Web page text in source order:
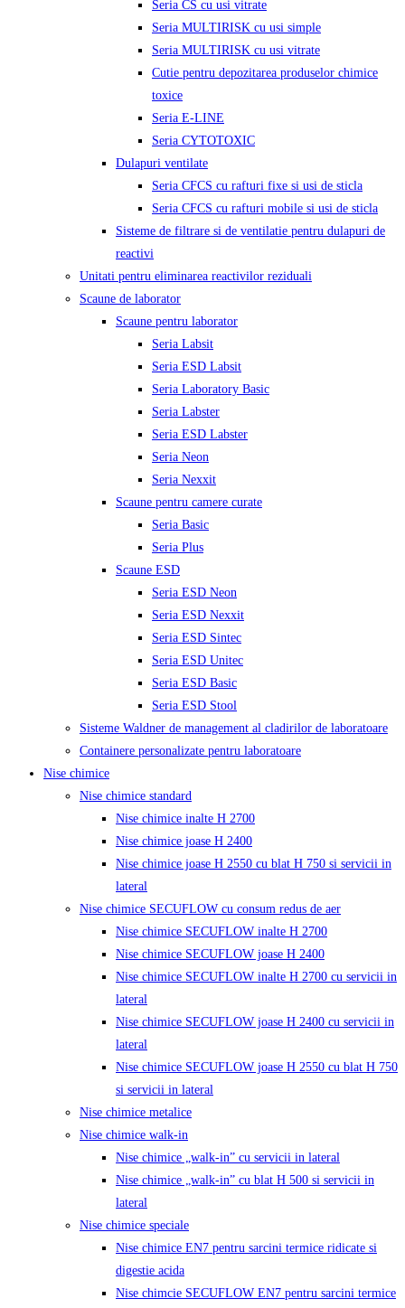
Seria CS cu usi vitrate
Seria MULTIRISK cu usi simple
Seria MULTIRISK cu usi vitrate
Cutie pentru depozitarea produselor chimice
toxice
Seria E-LINE
Seria CYTOTOXIC
Dulapuri ventilate
Seria CFCS cu rafturi fixe si usi de sticla
Seria CFCS cu rafturi mobile si usi de sticla
Sisteme de filtrare si de ventilatie pentru dulapuri de
reactivi
Unitati pentru eliminarea reactivilor reziduali
Scaune de laborator
Scaune pentru laborator
Seria Labsit
Seria ESD Labsit
Seria Laboratory Basic
Seria Labster
Seria ESD Labster
Seria Neon
Seria Nexxit
Scaune pentru camere curate
Seria Basic
Seria Plus
Scaune ESD
Seria ESD Neon
Seria ESD Nexxit
Seria ESD Sintec
Seria ESD Unitec
Seria ESD Basic
Seria ESD Stool
Sisteme Waldner de management al cladirilor de laboratoare
Containere personalizate pentru laboratoare
Nise chimice
Nise chimice standard
Nise chimice inalte H 2700
Nise chimice joase H 2400
Nise chimice joase H 2550 cu blat H 750 si servicii in
lateral
Nise chimice SECUFLOW cu consum redus de aer
Nise chimice SECUFLOW inalte H 2700
Nise chimice SECUFLOW joase H 2400
Nise chimice SECUFLOW inalte H 2700 cu servicii in
lateral
Nise chimice SECUFLOW joase H 2400 cu servicii in
lateral
Nise chimice SECUFLOW joase H 2550 cu blat H 750
si servicii in lateral
Nise chimice metalice
Nise chimice walk-in
Nise chimice „walk-in” cu servicii in lateral
Nise chimice „walk-in” cu blat H 500 si servicii in
lateral
Nise chimice speciale
Nise chimice EN7 pentru sarcini termice ridicate si
digestie acida
Nise chimcie SECUFLOW EN7 pentru sarcini termice